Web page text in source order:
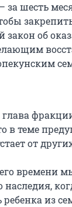
за шесть
закон об
в теме
от
времени
из